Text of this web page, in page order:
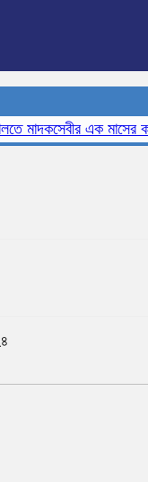
এক মাসের